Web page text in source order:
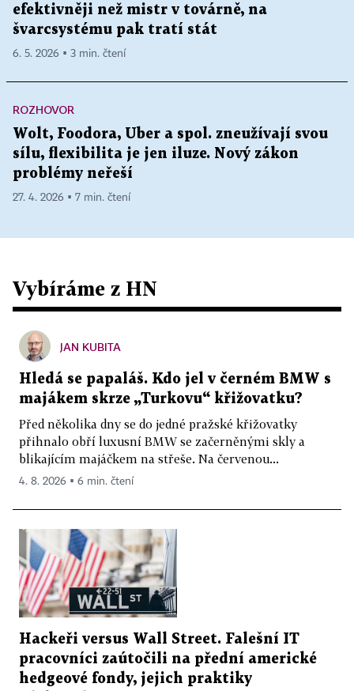
efektivněji než mistr v továrně, na
švarcsystému pak tratí stát
6. 5. 2026 ▪ 3 min. čtení
ROZHOVOR
Wolt, Foodora, Uber a spol. zneužívají svou
sílu, flexibilita je jen iluze. Nový zákon
problémy neřeší
27. 4. 2026 ▪ 7 min. čtení
Vybíráme z HN
JAN KUBITA
Hledá se papaláš. Kdo jel v černém BMW s
majákem skrze „Turkovu“ křižovatku?
Před několika dny se do jedné pražské křižovatky
přihnalo obří luxusní BMW se začerněnými skly a
blikajícím majáčkem na střeše. Na červenou...
4. 8. 2026 ▪ 6 min. čtení
Hackeři versus Wall Street. Falešní IT
pracovníci zaútočili na přední americké
hedgeové fondy, jejich praktiky